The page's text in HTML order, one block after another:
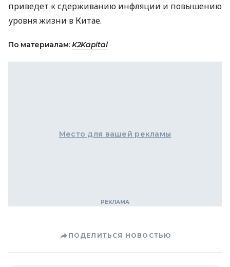
приведет к сдерживанию инфляции и повышению
уровня жизни в Китае.
По материалам: K2Kapital
Место для вашей рекламы
ПОДЕЛИТЬСЯ НОВОСТЬЮ